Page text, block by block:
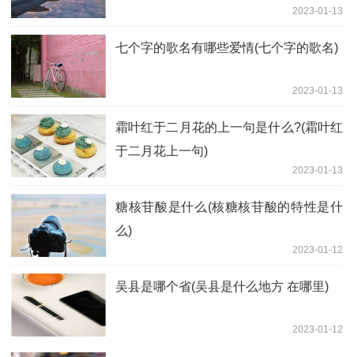
2023-01-13
七个字的歌名有哪些爱情(七个字的歌名)
2023-01-13
霜叶红于二月花的上一句是什么?(霜叶红
于二月花上一句)
2023-01-13
糖核苷酸是什么(核糖核苷酸的特性是什
么)
2023-01-12
吴县是哪个省(吴县是什么地方 在哪里)
2023-01-12